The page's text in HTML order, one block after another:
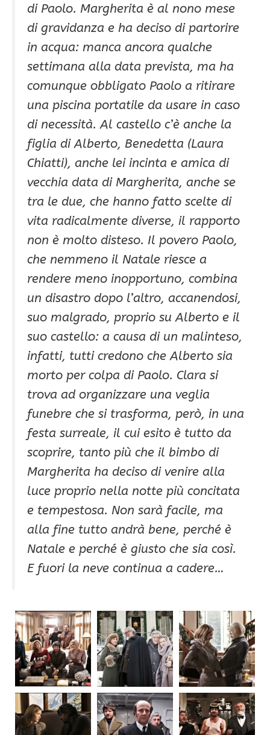
di Paolo. Margherita è al nono mese
di gravidanza e ha deciso di partorire
in acqua: manca ancora qualche
settimana alla data prevista, ma ha
comunque obbligato Paolo a ritirare
una piscina portatile da usare in caso
di necessità. Al castello c’è anche la
figlia di Alberto, Benedetta (Laura
Chiatti), anche lei incinta e amica di
vecchia data di Margherita, anche se
tra le due, che hanno fatto scelte di
vita radicalmente diverse, il rapporto
non è molto disteso. Il povero Paolo,
che nemmeno il Natale riesce a
rendere meno inopportuno, combina
un disastro dopo l’altro, accanendosi,
suo malgrado, proprio su Alberto e il
suo castello: a causa di un malinteso,
infatti, tutti credono che Alberto sia
morto per colpa di Paolo. Clara si
trova ad organizzare una veglia
funebre che si trasforma, però, in una
festa surreale, il cui esito è tutto da
scoprire, tanto più che il bimbo di
Margherita ha deciso di venire alla
luce proprio nella notte più concitata
e tempestosa. Non sarà facile, ma
alla fine tutto andrà bene, perché è
Natale e perché è giusto che sia così.
E fuori la neve continua a cadere…